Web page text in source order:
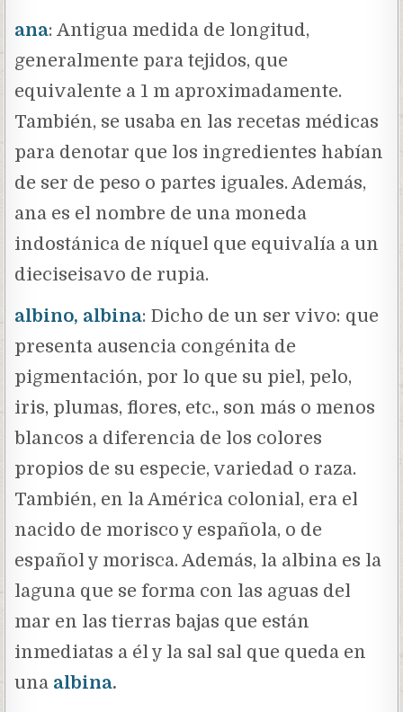
ana: Antigua medida de longitud,
generalmente para tejidos, que
equivalente a 1 m aproximadamente.
También, se usaba en las recetas médicas
para denotar que los ingredientes habían
de ser de peso o partes iguales. Además,
ana es el nombre de una moneda
indostánica de níquel que equivalía a un
dieciseisavo de rupia.
albino, albina: Dicho de un ser vivo: que
presenta ausencia congénita de
pigmentación, por lo que su piel, pelo,
iris, plumas, flores, etc., son más o menos
blancos a diferencia de los colores
propios de su especie, variedad o raza.
También, en la América colonial, era el
nacido de morisco y española, o de
español y morisca. Además, la albina es la
laguna que se forma con las aguas del
mar en las tierras bajas que están
inmediatas a él y la sal sal que queda en
una albina.